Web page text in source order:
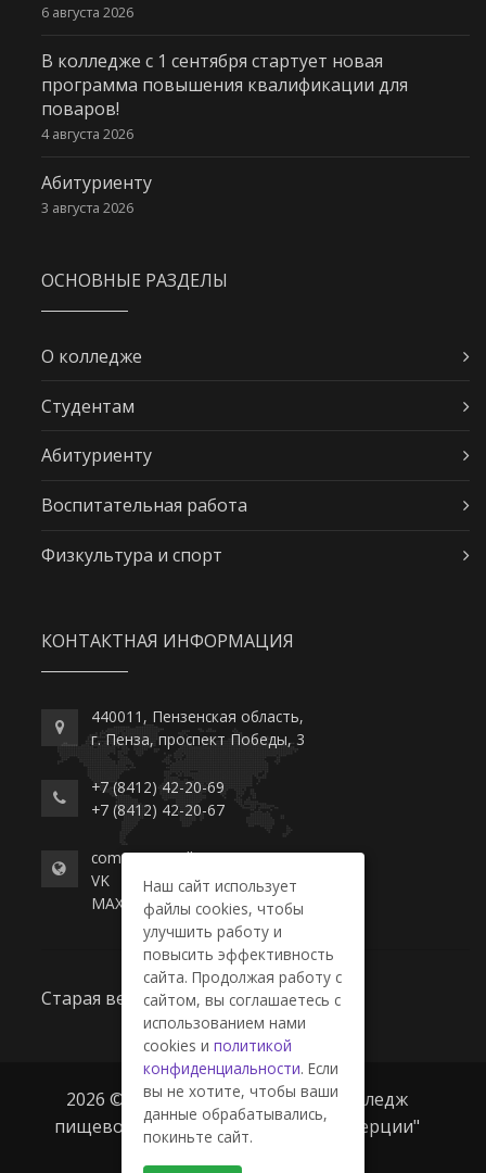
6 августа 2026
В колледже с 1 сентября стартует новая
программа повышения квалификации для
поваров!
4 августа 2026
Абитуриенту
3 августа 2026
ОСНОВНЫЕ РАЗДЕЛЫ
О колледже
Студентам
Абитуриенту
Воспитательная работа
Физкультура и спорт
КОНТАКТНАЯ ИНФОРМАЦИЯ
440011, Пензенская область,
г. Пенза, проспект Победы, 3
+7 (8412) 42-20-69
+7 (8412) 42-20-67
commerce-college.ru
VK
MAX
Старая версия сайта
2026 © ГАПОУ ПО "Пензенский колледж
пищевой промышленности и коммерции"
Наш сайт использует
файлы cookies, чтобы
улучшить работу и
повысить эффективность
сайта. Продолжая работу с
сайтом, вы соглашаетесь с
использованием нами
cookies и политикой
конфиденциальности. Если
вы не хотите, чтобы ваши
данные обрабатывались,
покиньте сайт.